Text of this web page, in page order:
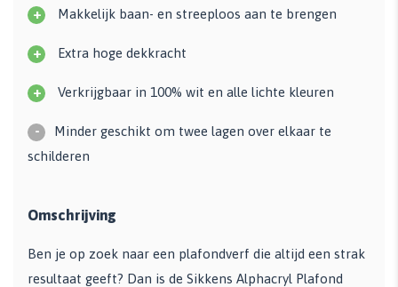
+ Makkelijk baan- en streeploos aan te brengen
+ Extra hoge dekkracht
+ Verkrijgbaar in 100% wit en alle lichte kleuren
-
Minder geschikt om twee lagen over elkaar te
schilderen
Omschrijving
Ben je op zoek naar een plafondverf die altijd een strak
resultaat geeft? Dan is de Sikkens Alphacryl Plafond